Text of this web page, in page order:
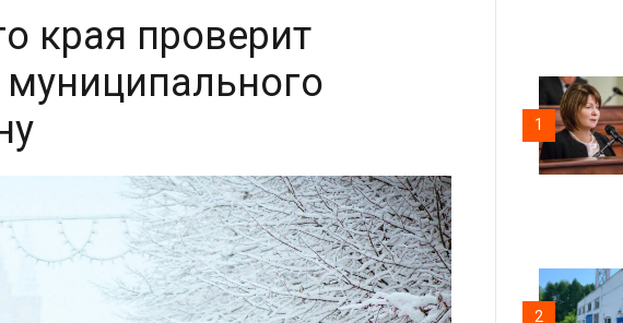
края проверит
муниципального
1
2